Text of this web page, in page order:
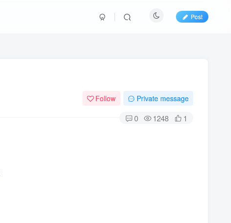
Post
Follow Private message
0 1248 1